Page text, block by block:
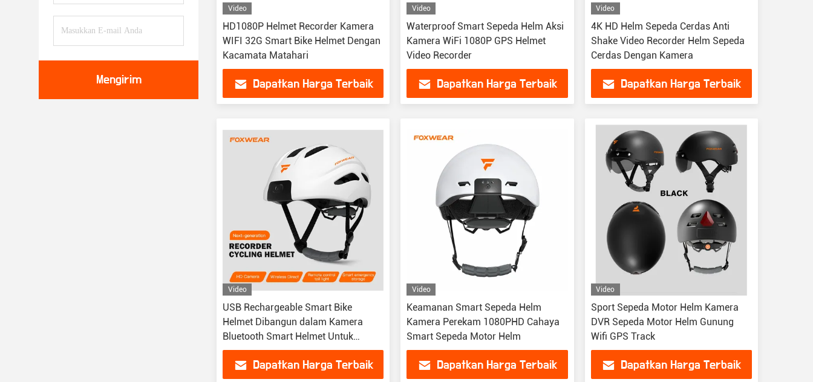
Mengirim
Video
HD1080P Helmet Recorder Kamera
WIFI 32G Smart Bike Helmet Dengan
Kacamata Matahari
Dapatkan Harga Terbaik
Video
Waterproof Smart Sepeda Helm Aksi
Kamera WiFi 1080P GPS Helmet
Video Recorder
Dapatkan Harga Terbaik
Video
4K HD Helm Sepeda Cerdas Anti
Shake Video Recorder Helm Sepeda
Cerdas Dengan Kamera
Dapatkan Harga Terbaik
Video
USB Rechargeable Smart Bike
Helmet Dibangun dalam Kamera
Bluetooth Smart Helmet Untuk
Sepeda
Dapatkan Harga Terbaik
Video
Keamanan Smart Sepeda Helm
Kamera Perekam 1080PHD Cahaya
Smart Sepeda Motor Helm
Dapatkan Harga Terbaik
Video
Sport Sepeda Motor Helm Kamera
DVR Sepeda Motor Helm Gunung
Wifi GPS Track
Dapatkan Harga Terbaik